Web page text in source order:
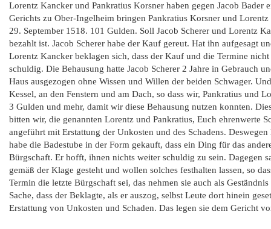
Lorentz Kancker und Pankratius Korsner haben gegen Jacob
Gerichts zu Ober-Ingelheim bringen Pankratius Korsner und
29. September 1518. 101 Gulden. Soll Jacob Scherer und Lorentz
bezahlt ist. Jacob Scherer habe der Kauf gereut. Hat ihn aufgesagt
Lorentz Kancker beklagen sich, dass der Kauf und die Termine
schuldig. Die Behausung hatte Jacob Scherer 2 Jahre in Gebrauch
Haus ausgezogen ohne Wissen und Willen der beiden Schwager.
Kessel, an den Fenstern und am Dach, so dass wir, Pankratius und
3 Gulden und mehr, damit wir diese Behausung nutzen konnten.
bitten wir, die genannten Lorentz und Pankratius, Euch ehrenwerte
angeführt mit Erstattung der Unkosten und des Schadens.
habe die Badestube in der Form gekauft, dass ein Ding für das
Bürgschaft. Er hofft, ihnen nichts weiter schuldig zu sein. Dagegen
gemäß der Klage gesteht und wollen solches festhalten lassen, so
Termin die letzte Bürgschaft sei, das nehmen sie auch als
Sache, dass der Beklagte, als er auszog, selbst Leute dort hinein
Erstattung von Unkosten und Schaden. Das legen sie dem Gericht